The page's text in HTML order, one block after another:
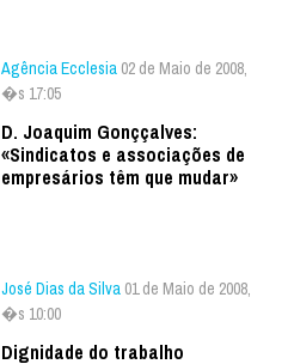
Agência Ecclesia 02 de Maio de 2008,
�s 17:05
D. Joaquim Gonççalves:
«Sindicatos e associações de
empresários têm que mudar»
José Dias da Silva 01 de Maio de 2008,
�s 10:00
Dignidade do trabalho